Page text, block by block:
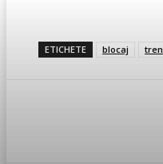
ETICHETE blocaj tren